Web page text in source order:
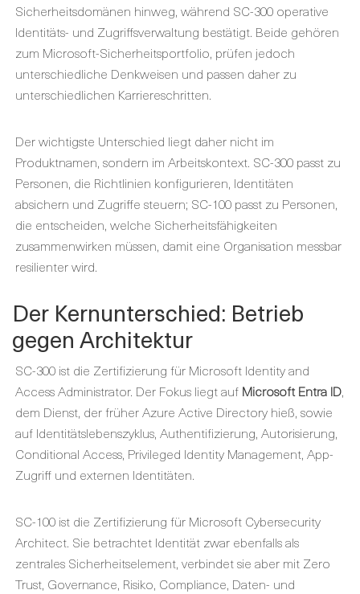
Sicherheitsdomänen hinweg, während SC-300 operative
Identitäts- und Zugriffsverwaltung bestätigt. Beide gehören
zum Microsoft-Sicherheitsportfolio, prüfen jedoch
unterschiedliche Denkweisen und passen daher zu
unterschiedlichen Karriereschritten.
Der wichtigste Unterschied liegt daher nicht im
Produktnamen, sondern im Arbeitskontext. SC-300 passt zu
Personen, die Richtlinien konfigurieren, Identitäten
absichern und Zugriffe steuern; SC-100 passt zu Personen,
die entscheiden, welche Sicherheitsfähigkeiten
zusammenwirken müssen, damit eine Organisation messbar
resilienter wird.
Der Kernunterschied: Betrieb
gegen Architektur
SC-300 ist die Zertifizierung für Microsoft Identity and
Access Administrator. Der Fokus liegt auf Microsoft Entra ID,
dem Dienst, der früher Azure Active Directory hieß, sowie
auf Identitätslebenszyklus, Authentifizierung, Autorisierung,
Conditional Access, Privileged Identity Management, App-
Zugriff und externen Identitäten.
SC-100 ist die Zertifizierung für Microsoft Cybersecurity
Architect. Sie betrachtet Identität zwar ebenfalls als
zentrales Sicherheitselement, verbindet sie aber mit Zero
Trust, Governance, Risiko, Compliance, Daten- und